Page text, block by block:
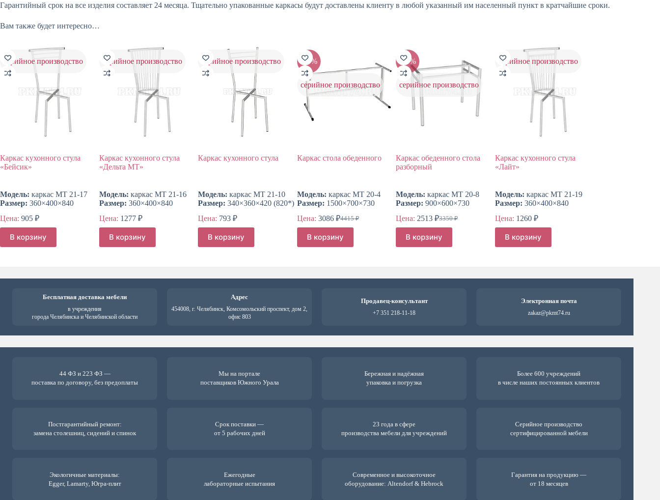
Гарантийный срок на все изделия составляет 24 месяца. Тщательно упакованные каркасы будут доставлены клиенту в любой указанный им населенный пункт в кратчайшие сроки.
Вам также будет интересно…
серийное производство
Каркас кухонного стула
«Бейсик»
Модель: каркас МТ 21-17
Размер: 360×400×840
Цена: 905 ₽
В корзину
серийное производство
Каркас кухонного стула
«Дельта МТ»
Модель: каркас МТ 21-16
Размер: 360×400×840
Цена: 1277 ₽
В корзину
серийное производство
Каркас кухонного стула
Модель: каркас МТ 21-10
Размер: 340×360×420 (820*)
Цена: 793₽
В корзину
-30%
серийное производство
Каркас стола обеденного
Модель: каркас МТ 20-4
Размер: 1500×700×730
Цена:
4415₽
Первоначальная
цена
составляла
4415 ₽.
3086 ₽Текущая
цена:
3086 ₽.
В корзину
-25%
серийное производство
Каркас обеденного стола
разборный
Модель: каркас МТ 20-8
Размер: 900×600×730
Цена:
3350₽
Первоначальная
цена
составляла
3350 ₽.
2513₽Текущая
цена:
2513 ₽.
В корзину
серийное производство
Каркас кухонного стула
«Лайт»
Модель: каркас МТ 21-19
Размер: 360×400×840
Цена: 1260 ₽
В корзину
Бесплатная доставка мебели
в учреждения
города Челябинска и Челябинской области
Адрес
454008, г. Челябинск, Комсомольский проспект, дом 2,
офис 803
Продавец-консультант
+7 351 218-11-18
Электронная почта
zakaz@pkmt74.ru
44 ФЗ и 223 ФЗ —
поставка по договору, без предоплаты
Мы на портале
поставщиков Южного Урала
Бережная и надёжная
упаковка и погрузка
Более 600 учреждений
в числе наших постоянных клиентов
Постгарантийный ремонт:
замена столешниц, сидений и спинок
Срок поставки —
от 5 рабочих дней
23 года в сфере
производства мебели для учреждений
Серийное производство
сертифицированной мебели
Экологичные материалы:
Egger, Lamarty, Югра-плит
Ежегодные
лабораторные испытания
Современное и высокоточное
оборудование: Altendorf & Hebrock
Гарантия на продукцию —
от 18 месяцев